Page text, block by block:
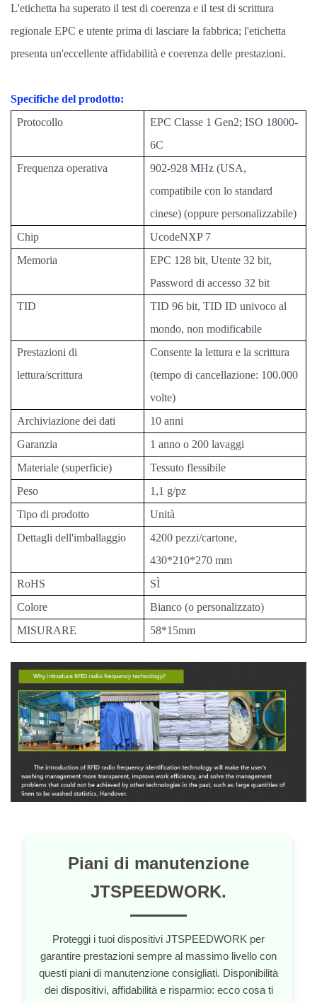
L'etichetta ha superato il test di coerenza e il test di scrittura
regionale EPC e utente prima di lasciare la fabbrica; l'etichetta
presenta un'eccellente affidabilità e coerenza delle prestazioni.
Specifiche del prodotto:
Protocollo
EPC Classe 1 Gen2; ISO 18000-
6C
Frequenza operativa
902-928 MHz (USA,
compatibile con lo standard
cinese) (oppure personalizzabile)
Chip
UcodeNXP 7
Memoria
EPC 128 bit, Utente 32 bit,
Password di accesso 32 bit
TID
TID 96 bit, TID ID univoco al
mondo, non modificabile
Prestazioni di
lettura/scrittura
Consente la lettura e la scrittura
(tempo di cancellazione: 100.000
volte)
Archiviazione dei dati
10 anni
Garanzia
1 anno o 200 lavaggi
Materiale (superficie)
Tessuto flessibile
Peso
1,1 g/pz
Tipo di prodotto
Unità
Dettagli dell'imballaggio
4200 pezzi/cartone,
430*210*270 mm
RoHS
SÌ
Colore
Bianco (o personalizzato)
MISURARE
58*15mm
Piani di manutenzione
JTSPEEDWORK.
Proteggi i tuoi dispositivi JTSPEEDWORK per
garantire prestazioni sempre al massimo livello con
questi piani di manutenzione consigliati. Disponibilità
dei dispositivi, affidabilità e risparmio: ecco cosa ti